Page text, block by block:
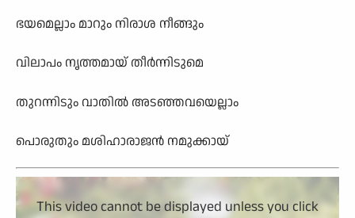
ഭയമെല്ലാം മാറും നിരാശ നീങ്ങും
വിലാപം നൃത്തമായ് തീര്‍ന്നിടുമെ
തുറന്നിടും വാതില്‍ അടഞ്ഞവയെല്ലാം
പൊരുതും മശിഹാരാജന്‍ നമുക്കായ്
This video cannot be displayed unless you click